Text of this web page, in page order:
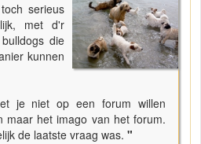
serieus
met d'r
die
kunnen
je niet op een forum willen
maar het imago van het forum.
de laatste vraag was. "